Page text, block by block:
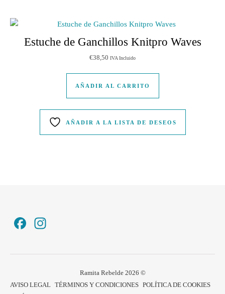
Estuche de Ganchillos Knitpro Waves
€38,50 IVA Incluido
AÑADIR AL CARRITO
AÑADIR A LA LISTA DE DESEOS
Facebook
Ramita Rebelde 2026 ©
AVISO LEGAL TÉRMINOS Y CONDICIONES POLÍTICA DE COOKIES